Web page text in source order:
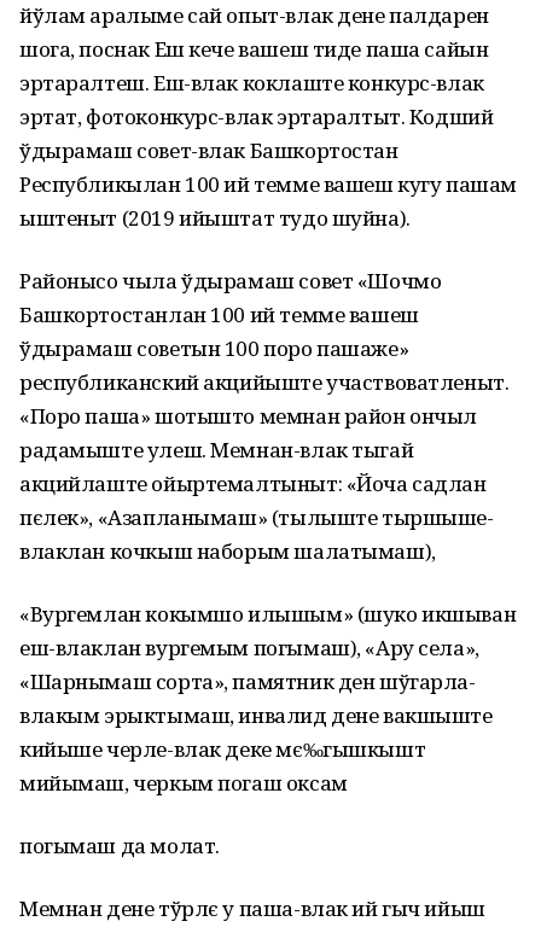
йўлам аралыме сай опыт-влак дене палдарен
шога, поснак Еш кече вашеш тиде паша сайын
эртаралтеш. Еш-влак коклаште конкурс-влак
эртат, фотоконкурс-влак эртаралтыт. Кодший
ўдырамаш совет-влак Башкортостан
Республикылан 100 ий темме вашеш кугу пашам
ыштеныт (2019 ийыштат тудо шуйна).
Районысо чыла ўдырамаш совет «Шочмо
Башкортостанлан 100 ий темме вашеш
ўдырамаш советын 100 поро пашаже»
республиканский акцийыште участвоватленыт.
«Поро паша» шотышто мемнан район ончыл
радамыште улеш. Мемнан-влак тыгай
акцийлаште ойыртемалтыныт: «Йоча садлан
пєлек», «Азапланымаш» (тылыште тыршыше-
влаклан кочкыш наборым шалатымаш),
«Вургемлан кокымшо илышым» (шуко икшыван
еш-влаклан вургемым погымаш), «Ару села»,
«Шарнымаш сорта», памятник ден шўгарла-
влакым эрыктымаш, инвалид дене вакшыште
кийыше черле-влак деке мє‰гышкышт
мийымаш, черкым погаш оксам
погымаш да молат.
Мемнан дене тўрлє у паша-влак ий гыч ийыш